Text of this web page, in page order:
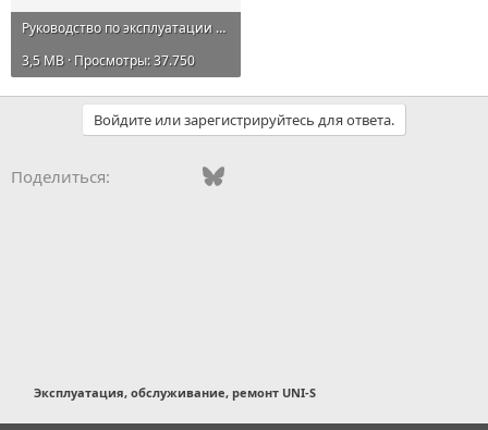
Руководство по эксплуатации Changan CS55plus.pdf
3,5 MB · Просмотры: 37.750
Войдите или зарегистрируйтесь для ответа.
Поделиться: Vkontakte
FacebookBluesky
Эксплуатация, обслуживание, ремонт UNI-S